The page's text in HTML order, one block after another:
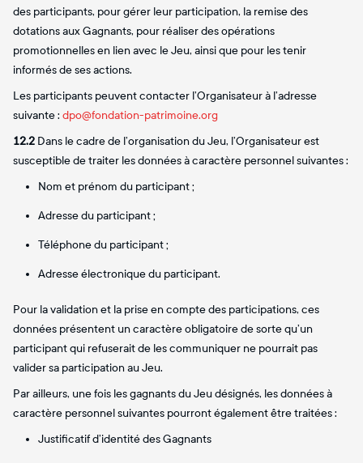
des participants, pour gérer leur participation, la remise des
dotations aux Gagnants, pour réaliser des opérations
promotionnelles en lien avec le Jeu, ainsi que pour les tenir
informés de ses actions.
Les participants peuvent contacter l’Organisateur à l’adresse
suivante : dpo@fondation-patrimoine.org
12.2 Dans le cadre de l’organisation du Jeu, l’Organisateur est
susceptible de traiter les données à caractère personnel suivantes :
Nom et prénom du participant ;
Adresse du participant ;
Téléphone du participant ;
Adresse électronique du participant.
Pour la validation et la prise en compte des participations, ces
données présentent un caractère obligatoire de sorte qu’un
participant qui refuserait de les communiquer ne pourrait pas
valider sa participation au Jeu.
Par ailleurs, une fois les gagnants du Jeu désignés, les données à
caractère personnel suivantes pourront également être traitées :
Justificatif d’identité des Gagnants